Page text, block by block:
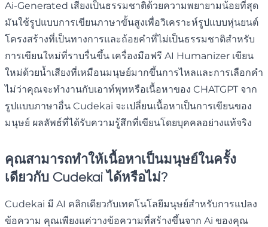
Ai-Generated เสียงเป็นธรรมชาติด้วยความพยายามน้อยที่สุด
มันใช้รูปแบบการเขียนภาษาขั้นสูงเพื่อวิเคราะห์รูปแบบหุ่นยนต์
โครงสร้างที่เป็นทางการและถ้อยคำที่ไม่เป็นธรรมชาติสำหรับ
การเขียนใหม่ที่ราบรื่นขึ้น เครื่องมือฟรี AI Humanizer เขียน
ใหม่ด้วยน้ำเสียงที่เหมือนมนุษย์มากขึ้นการไหลและการเลือกคำ
ไม่ว่าคุณจะทำงานกับเอาท์พุทหรือเนื้อหาของ CHATGPT จาก
รูปแบบภาษาอื่น Cudekai จะเปลี่ยนเนื้อหาเป็นการเขียนของ
มนุษย์ ผลลัพธ์ที่ได้รับความรู้สึกที่เขียนโดยบุคคลอย่างแท้จริง
คุณสามารถทำให้เนื้อหาเป็นมนุษย์ในครั้ง
เดียวกับ Cudekai ได้หรือไม่?
Cudekai มี AI คลิกเดียวกับเทคโนโลยีมนุษย์สำหรับการแปลง
ข้อความ คุณเพียงแค่วางข้อความที่สร้างขึ้นจาก Ai ของคุณ